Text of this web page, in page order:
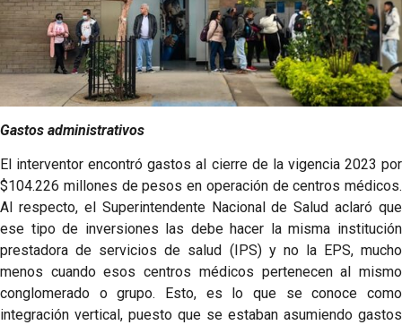
Gastos administrativos
El interventor encontró gastos al cierre de la vigencia 2023 por
$104.226 millones de pesos en operación de centros médicos.
Al respecto, el Superintendente Nacional de Salud aclaró que
ese tipo de inversiones las debe hacer la misma institución
prestadora de servicios de salud (IPS) y no la EPS, mucho
menos cuando esos centros médicos pertenecen al mismo
conglomerado o grupo. Esto, es lo que se conoce como
integración vertical, puesto que se estaban asumiendo gastos